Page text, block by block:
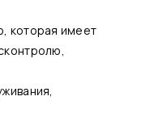
которая имеет